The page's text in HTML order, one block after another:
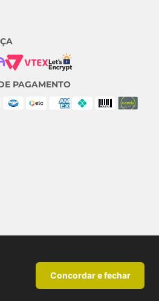
Concordar e fechar
PAGAMENTO